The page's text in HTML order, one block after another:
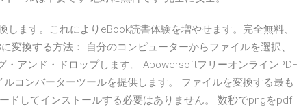
ます。これによりeBook読書体験を増やせます。完全無料、
変換する方法： 自分のコンピューターからファイルを選択、
・アンド・ドロップします。 ApowersoftフリーオンラインPDF-
コンバーターツールを提供します。 ファイルを変換する最も
ドしてインストールする必要はありません。 数秒でpngをpdf